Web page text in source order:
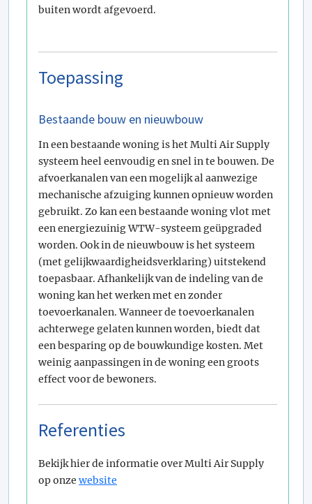
buiten wordt afgevoerd.
Toepassing
Bestaande bouw en nieuwbouw
In een bestaande woning is het Multi Air Supply
systeem heel eenvoudig en snel in te bouwen. De
afvoerkanalen van een mogelijk al aanwezige
mechanische afzuiging kunnen opnieuw worden
gebruikt. Zo kan een bestaande woning vlot met
een energiezuinig WTW-systeem geüpgraded
worden. Ook in de nieuwbouw is het systeem
(met gelijkwaardigheidsverklaring) uitstekend
toepasbaar. Afhankelijk van de indeling van de
woning kan het werken met en zonder
toevoerkanalen. Wanneer de toevoerkanalen
achterwege gelaten kunnen worden, biedt dat
een besparing op de bouwkundige kosten. Met
weinig aanpassingen in de woning een groots
effect voor de bewoners.
Referenties
Bekijk hier de informatie over Multi Air Supply
op onze website